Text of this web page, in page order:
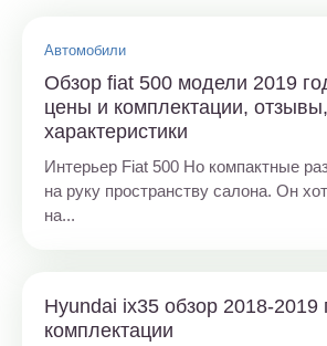
Автомобили
Обзор fiat 500 модели 2019
цены и комплектации, отзывы,
характеристики
Интерьер Fiat 500 Но компактные
на руку пространству салона. Он
на...
Hyundai ix35 обзор 2018-2019
комплектации